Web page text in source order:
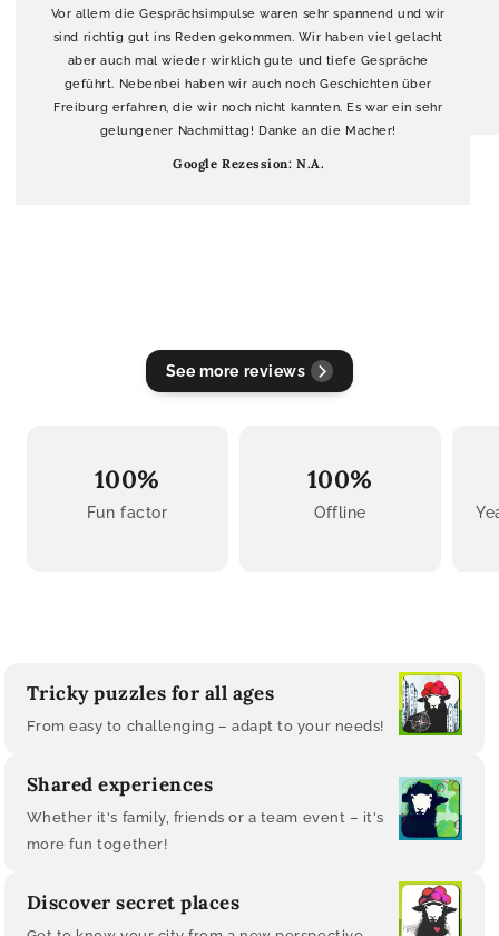
Vor allem die Gesprächsimpulse waren sehr spannend und wir
sind richtig gut ins Reden gekommen. Wir haben viel gelacht
aber auch mal wieder wirklich gute und tiefe Gespräche
geführt. Nebenbei haben wir auch noch Geschichten über
Freiburg erfahren, die wir noch nicht kannten. Es war ein sehr
gelungener Nachmittag! Danke an die Macher!
Google Rezession: N.A.
See more reviews
100%
Fun factor
100%
Offline
Tricky puzzles for all ages
From easy to challenging – adapt to your needs!
Shared experiences
Whether it's family, friends or a team event – ​​it's
more fun together!
Discover secret places